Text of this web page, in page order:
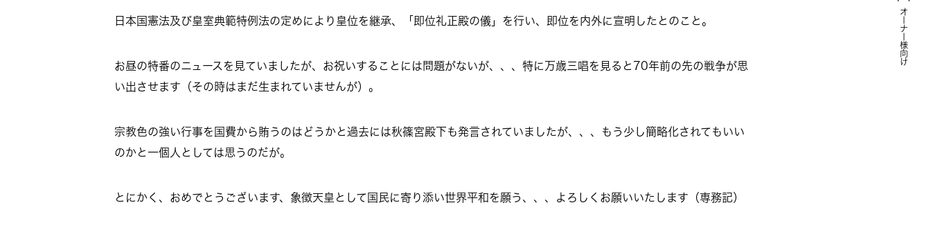
オーナー様向け
日本国憲法及び皇室典範特例法の定めにより皇位を継承、「即位礼正殿の儀」を行い、即位を内外に宣明したとのこと。
お昼の特番のニュースを見ていましたが、お祝いすることには問題がないが、、、特に万歳三唱を見ると70年前の先の戦争が思
い出させます（その時はまだ生まれていませんが）。
宗教色の強い行事を国費から賄うのはどうかと過去には秋篠宮殿下も発言されていましたが、、、もう少し簡略化されてもいい
のかと一個人としては思うのだが。
とにかく、おめでとうございます、象徴天皇として国民に寄り添い世界平和を願う、、、よろしくお願いいたします（専務記）